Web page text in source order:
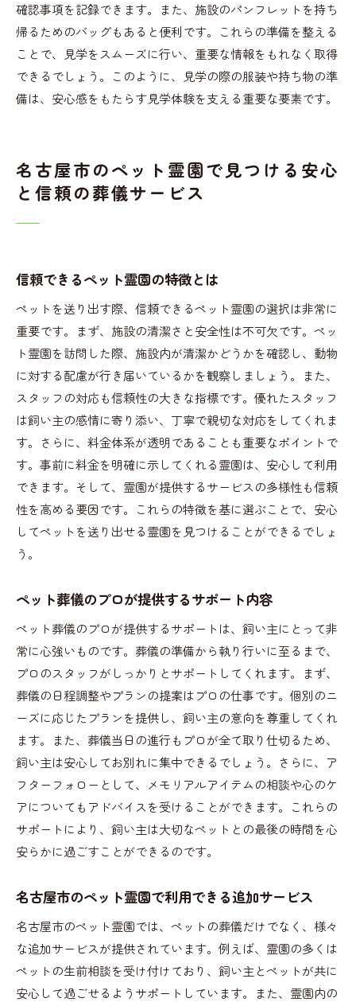
確認事項を記録できます。また、施設のパンフレットを持ち
帰るためのバッグもあると便利です。これらの準備を整える
ことで、見学をスムーズに行い、重要な情報をもれなく取得
できるでしょう。このように、見学の際の服装や持ち物の準
備は、安心感をもたらす見学体験を支える重要な要素です。
名古屋市のペット霊園で見つける安心
と信頼の葬儀サービス
信頼できるペット霊園の特徴とは
ペットを送り出す際、信頼できるペット霊園の選択は非常に
重要です。まず、施設の清潔さと安全性は不可欠です。ペッ
ト霊園を訪問した際、施設内が清潔かどうかを確認し、動物
に対する配慮が行き届いているかを観察しましょう。また、
スタッフの対応も信頼性の大きな指標です。優れたスタッフ
は飼い主の感情に寄り添い、丁寧で親切な対応をしてくれま
す。さらに、料金体系が透明であることも重要なポイントで
す。事前に料金を明確に示してくれる霊園は、安心して利用
できます。そして、霊園が提供するサービスの多様性も信頼
性を高める要因です。これらの特徴を基に選ぶことで、安心
してペットを送り出せる霊園を見つけることができるでしょ
う。
ペット葬儀のプロが提供するサポート内容
ペット葬儀のプロが提供するサポートは、飼い主にとって非
常に心強いものです。葬儀の準備から執り行いに至るまで、
プロのスタッフがしっかりとサポートしてくれます。まず、
葬儀の日程調整やプランの提案はプロの仕事です。個別のニ
ーズに応じたプランを提供し、飼い主の意向を尊重してくれ
ます。また、葬儀当日の進行もプロが全て取り仕切るため、
飼い主は安心してお別れに集中できるでしょう。さらに、ア
フターフォローとして、メモリアルアイテムの相談や心のケ
アについてもアドバイスを受けることができます。これらの
サポートにより、飼い主は大切なペットとの最後の時間を心
安らかに過ごすことができるのです。
名古屋市のペット霊園で利用できる追加サービス
名古屋市のペット霊園では、ペットの葬儀だけでなく、様々
な追加サービスが提供されています。例えば、霊園の多くは
ペットの生前相談を受け付けており、飼い主とペットが共に
安心して過ごせるようサポートしています。また、霊園内の